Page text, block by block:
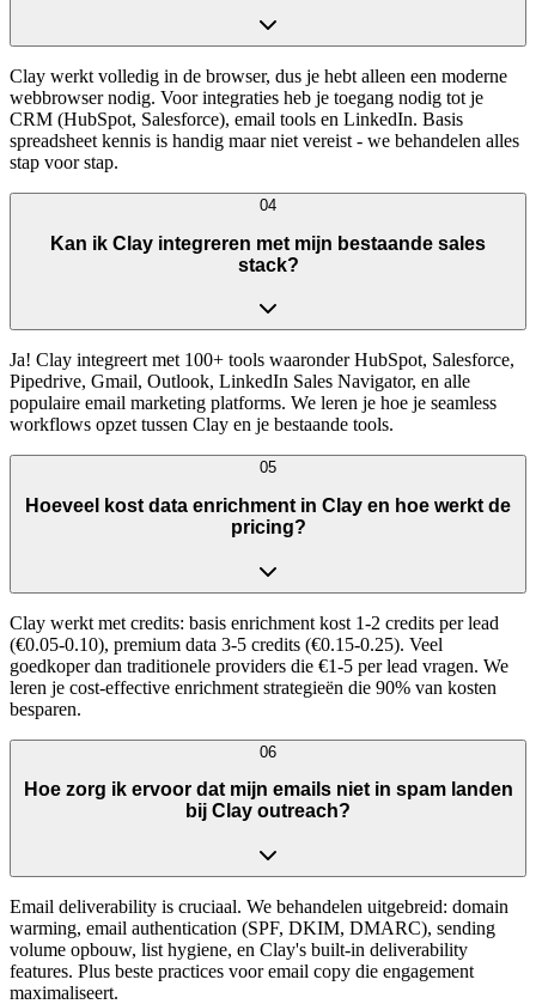
Clay werkt volledig in de browser, dus je hebt alleen een moderne
webbrowser nodig. Voor integraties heb je toegang nodig tot je
CRM (HubSpot, Salesforce), email tools en LinkedIn. Basis
spreadsheet kennis is handig maar niet vereist - we behandelen alles
stap voor stap.
04
Kan ik Clay integreren met mijn bestaande sales
stack?
Ja! Clay integreert met 100+ tools waaronder HubSpot, Salesforce,
Pipedrive, Gmail, Outlook, LinkedIn Sales Navigator, en alle
populaire email marketing platforms. We leren je hoe je seamless
workflows opzet tussen Clay en je bestaande tools.
05
Hoeveel kost data enrichment in Clay en hoe werkt de
pricing?
Clay werkt met credits: basis enrichment kost 1-2 credits per lead
(€0.05-0.10), premium data 3-5 credits (€0.15-0.25). Veel
goedkoper dan traditionele providers die €1-5 per lead vragen. We
leren je cost-effective enrichment strategieën die 90% van kosten
besparen.
06
Hoe zorg ik ervoor dat mijn emails niet in spam landen
bij Clay outreach?
Email deliverability is cruciaal. We behandelen uitgebreid: domain
warming, email authentication (SPF, DKIM, DMARC), sending
volume opbouw, list hygiene, en Clay's built-in deliverability
features. Plus beste practices voor email copy die engagement
maximaliseert.